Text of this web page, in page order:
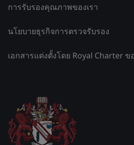
การรับรองคุณภาพของเรา
นโยบายธุรกิจการตรวจรับรอง
เอกสารแต่งตั้งโดย Royal Charter ข